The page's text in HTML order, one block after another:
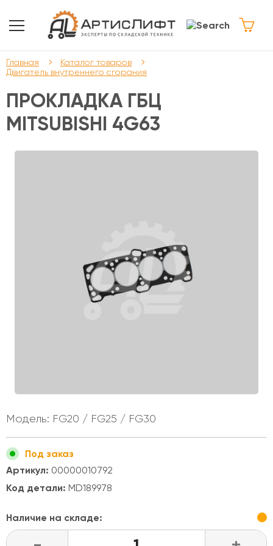
Главная
Каталог товаров
Двигатель внутреннего сгорания
ПРОКЛАДКА ГБЦ
MITSUBISHI 4G63
Модель: FG20 / FG25 / FG30
Под заказ
Артикул: 00000010792
Код детали: MD189978
Наличие на складе: